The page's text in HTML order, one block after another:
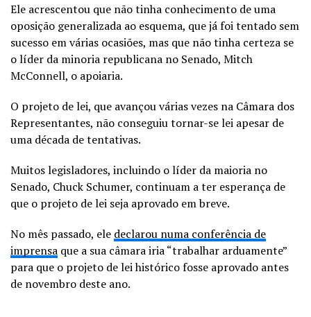
Ele acrescentou que não tinha conhecimento de uma
oposição generalizada ao esquema, que já foi tentado sem
sucesso em várias ocasiões, mas que não tinha certeza se
o líder da minoria republicana no Senado, Mitch
McConnell, o apoiaria.
O projeto de lei, que avançou várias vezes na Câmara dos
Representantes, não conseguiu tornar-se lei apesar de
uma década de tentativas.
Muitos legisladores, incluindo o líder da maioria no
Senado, Chuck Schumer, continuam a ter esperança de
que o projeto de lei seja aprovado em breve.
No mês passado, ele declarou numa conferência de
imprensa que a sua câmara iria “trabalhar arduamente”
para que o projeto de lei histórico fosse aprovado antes
de novembro deste ano.